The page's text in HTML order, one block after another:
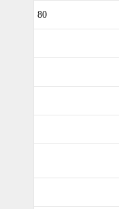
80